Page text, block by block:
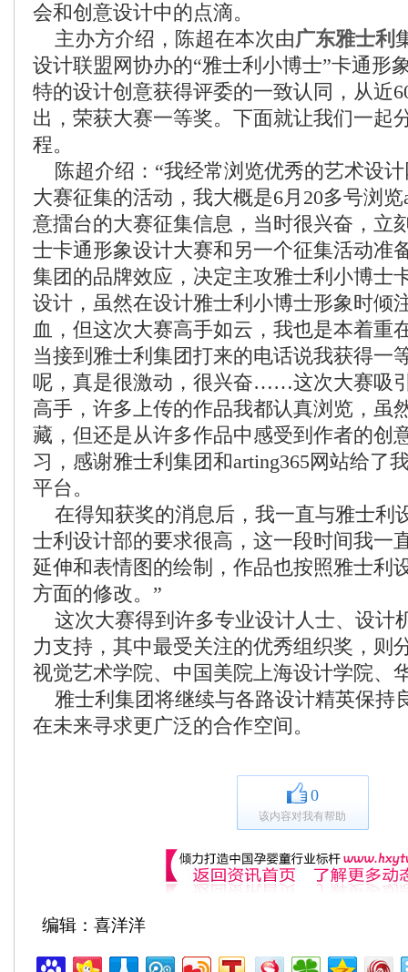
会和创意设计中的点滴。
主办方介绍，陈超在本次由广东雅士利
设计联盟网协办的“雅士利小博士”卡通形
特的设计创意获得评委的一致认同，从近
出，荣获大赛一等奖。下面就让我们一起
程。
陈超介绍：“我经常浏览优秀的艺术设
大赛征集的活动，我大概是6月20多号浏览
意擂台的大赛征集信息，当时很兴奋，立
士卡通形象设计大赛和另一个征集活动准
集团的品牌效应，决定主攻雅士利小博士
设计，虽然在设计雅士利小博士形象时倾
血，但这次大赛高手如云，我也是本着重
当接到雅士利集团打来的电话说我获得一
呢，真是很激动，很兴奋……这次大赛吸
高手，许多上传的作品我都认真浏览，虽
藏，但还是从许多作品中感受到作者的创
习，感谢雅士利集团和arting365网站给了
平台。
在得知获奖的消息后，我一直与雅士利
士利设计部的要求很高，这一段时间我一
延伸和表情图的绘制，作品也按照雅士利
方面的修改。”
这次大赛得到许多专业设计人士、设计
力支持，其中最受关注的优秀组织奖，则
视觉艺术学院、中国美院上海设计学院、
雅士利集团将继续与各路设计精英保持
在未来寻求更广泛的合作空间。
0
该内容对我有帮助
编辑：喜洋洋